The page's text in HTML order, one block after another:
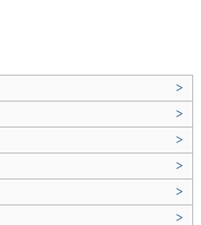
>
>
>
>
>
>